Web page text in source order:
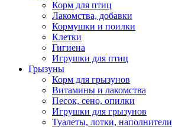
Корм для птиц
Лакомства, добавки
Кормушки и поилки
Клетки
Гигиена
Игрушки для птиц
Грызуны
Корм для грызунов
Витамины и лакомства
Песок, сено, опилки
Игрушки для грызунов
Туалеты, лотки, наполнители